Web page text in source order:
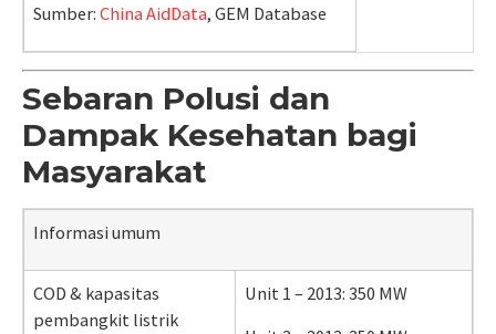
Sumber: China AidData, GEM Database
Sebaran Polusi dan
Dampak Kesehatan bagi
Masyarakat
Informasi umum
COD & kapasitas
pembangkit listrik
Unit 1 – 2013: 350 MW